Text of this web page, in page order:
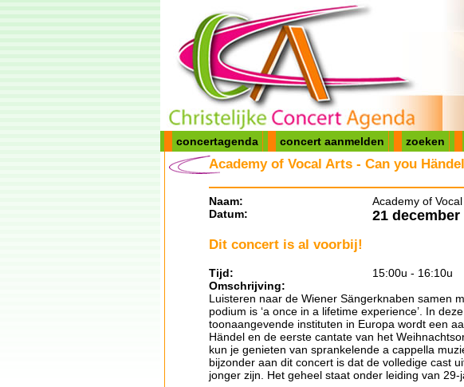
concertagenda concert aanmelden zoeken
Academy of Vocal Arts - Can you
Naam:
Academy of
Datum:
21 december
Dit concert is al voorbij!
Tijd:
15:00u - 16:10u
Omschrijving:
Luisteren naar de Wiener Sängerknaben samen
podium is ‘a once in a lifetime experience’. In
toonaangevende instituten in Europa wordt een
Händel en de eerste cantate van het
kun je genieten van sprankelende a cappella
bijzonder aan dit concert is dat de volledige cast
jonger zijn. Het geheel staat onder leiding van